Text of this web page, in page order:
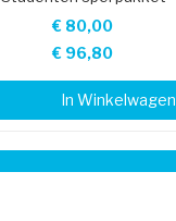
€ 80,00
€ 96,80
In Winkelwagen